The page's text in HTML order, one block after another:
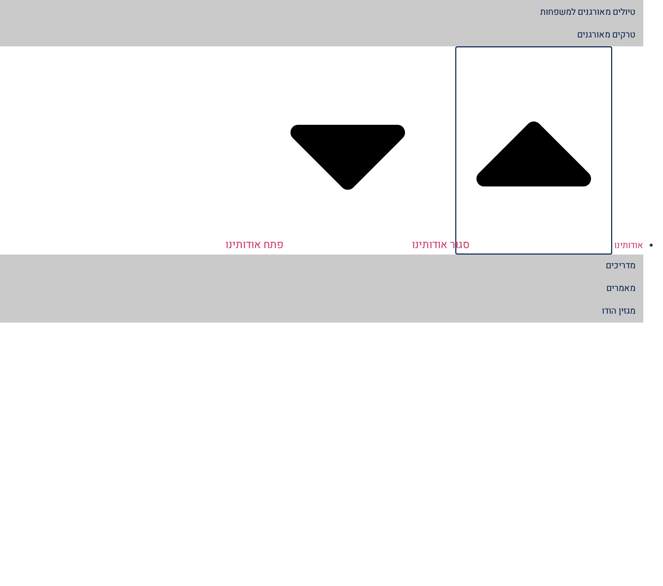
טיולים מאורגנים למשפחות
טרקים מאורגנים
אודותינו סגור אודותינו פתח אודותינו
מדריכים
מאמרים
מגזין הודו